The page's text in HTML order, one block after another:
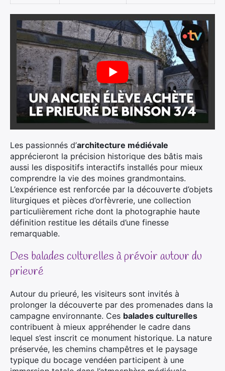
Les passionnés d’architecture médiévale
apprécieront la précision historique des bâtis mais
aussi les dispositifs interactifs installés pour mieux
comprendre la vie des moines grandmontains.
L’expérience est renforcée par la découverte d’objets
liturgiques et pièces d’orfèvrerie, une collection
particulièrement riche dont la photographie haute
définition restitue les détails d’une finesse
remarquable.
Des balades culturelles à prévoir autour du
prieuré
Autour du prieuré, les visiteurs sont invités à
prolonger la découverte par des promenades dans la
campagne environnante. Ces balades culturelles
contribuent à mieux appréhender le cadre dans
lequel s’est inscrit ce monument historique. La nature
préservée, les chemins champêtres et le paysage
typique du bocage vendéen participent à une